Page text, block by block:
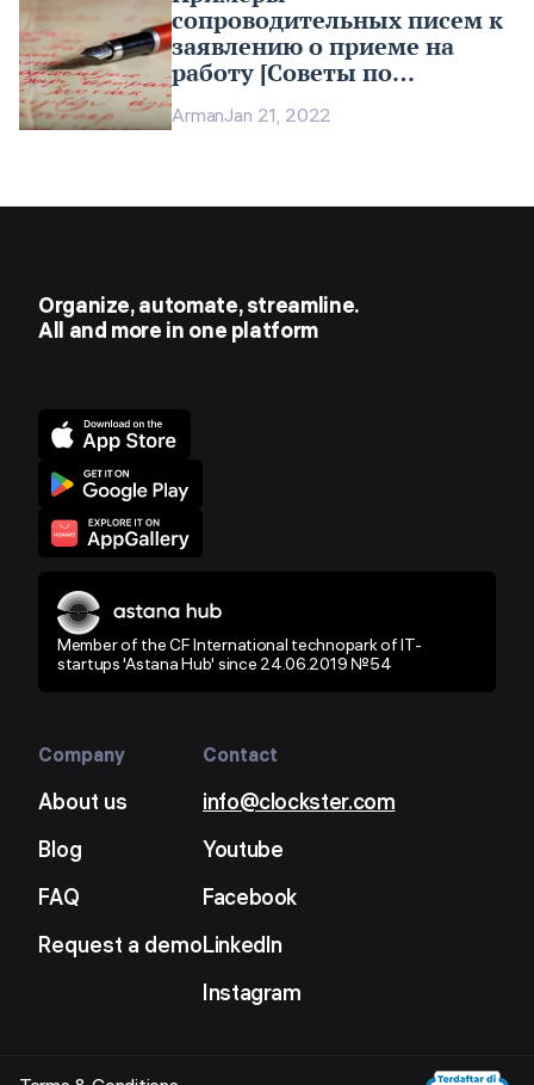
сопроводительных писем к
заявлению о приеме на
работу [Советы по
ArmanJan 21, 2022
Organize, automate, streamline.
All and more in one platform
Member of the CF International technopark of IT-
startups 'Astana Hub' since 24.06.2019 №54
Company
About us
Blog
FAQ
Request a demo
Contact
info@clockster.com
Youtube
Facebook
LinkedIn
Instagram